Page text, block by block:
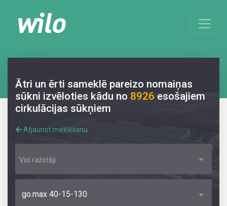
Ātri un ērti sameklē pareizo nomaiņas
sūkni izvēloties kādu no 8926 esošajiem
cirkulācijas sūkņiem
Atjaunot meklēšanu
Visi ražotāji
go.max 40-15-130